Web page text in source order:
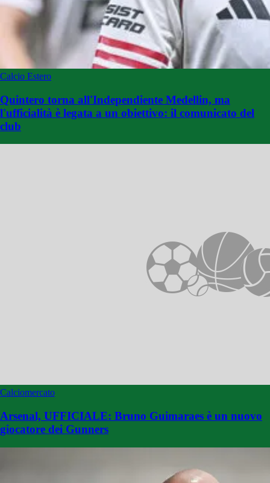
Calcio Estero
Quintero torna all'Independiente Medellin, ma
l'ufficialità è legata a un obiettivo: il comunicato del
club
Calciomercato
Arsenal, UFFICIALE: Bruno Guimaraes è un nuovo
giocatore dei Gunners